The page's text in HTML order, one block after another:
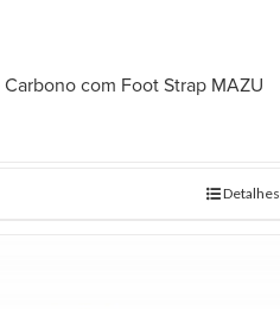
Carbono com Foot Strap MAZU
Detalhes